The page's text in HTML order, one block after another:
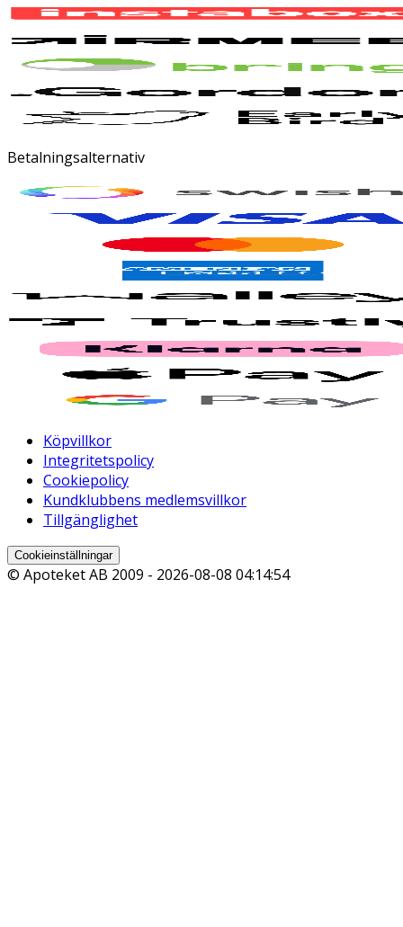
Betalningsalternativ
Köpvillkor
Integritetspolicy
Cookiepolicy
Kundklubbens medlemsvillkor
Tillgänglighet
Cookieinställningar
© Apoteket AB 2009 - 2026-08-08 04:14:54